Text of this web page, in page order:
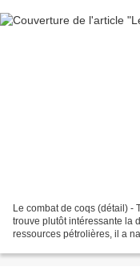
Le combat de coqs (détail) -
trouve plutôt intéressante la
ressources pétrolières, il a